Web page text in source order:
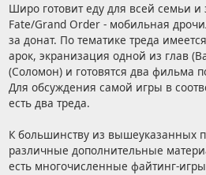
Широ готовит еду для всей семьи и
Fate/Grand Order - мобильная
за донат. По тематике треда
арок, экранизация одной из глав
(Соломон) и готовятся два фильма
Для обсуждения самой игры в
есть два треда.
К большинству из вышеуказанных
различные дополнительные
есть многочисленные файтинг-